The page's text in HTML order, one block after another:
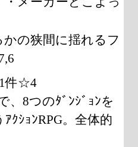
の狭間に揺れるフ
件☆4
、8つのﾀﾞﾝｼﾞｮﾝを
ｸｼｮﾝRPG。全体的